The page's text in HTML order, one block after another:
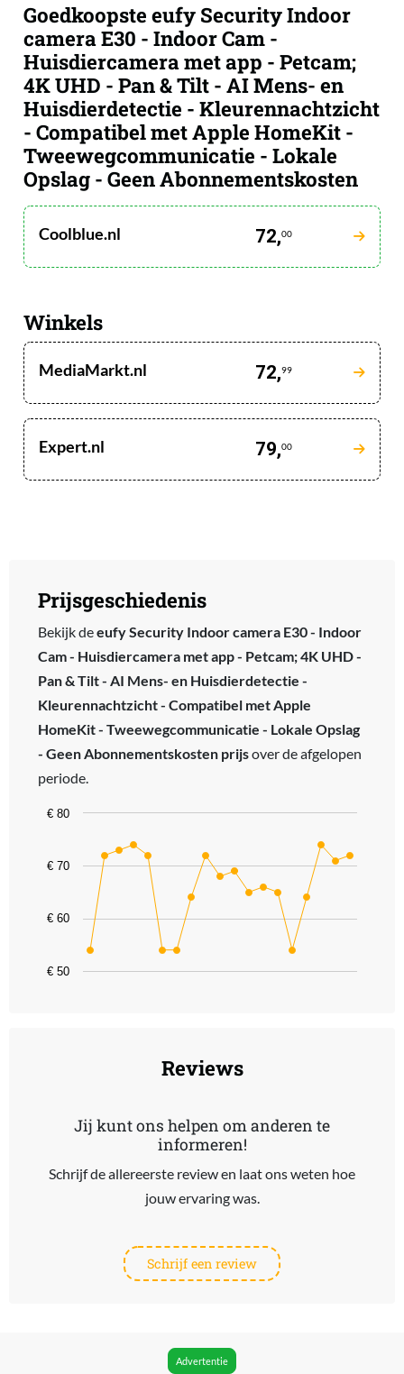
Goedkoopste eufy Security Indoor
camera E30 - Indoor Cam -
Huisdiercamera met app - Petcam;
4K UHD - Pan & Tilt - AI Mens- en
Huisdierdetectie - Kleurennachtzicht
- Compatibel met Apple HomeKit -
Tweewegcommunicatie - Lokale
Opslag - Geen Abonnementskosten
Coolblue.nl 72,00
Winkels
MediaMarkt.nl 72,99
Expert.nl 79,00
Prijsgeschiedenis
Bekijk deeufy Security Indoor camera E30 - Indoor
Cam - Huisdiercamera met app - Petcam; 4K UHD -
Pan & Tilt - AI Mens- en Huisdierdetectie -
Kleurennachtzicht - Compatibel met Apple
HomeKit - Tweewegcommunicatie - Lokale Opslag
- Geen Abonnementskosten prijsover de afgelopen
periode.
Chart
Line chart with 19 data points.
The chart has 1 X axis displaying categories.
The chart has 1 Y axis displaying values. Data ranges from 54 to
€ 50
€ 60
€ 70
€ 80
Reviews
Jij kunt ons helpen om anderen te
informeren!
Schrijf de allereerste review en laat ons weten hoe
jouw ervaring was.
Schrijf een review
Advertentie